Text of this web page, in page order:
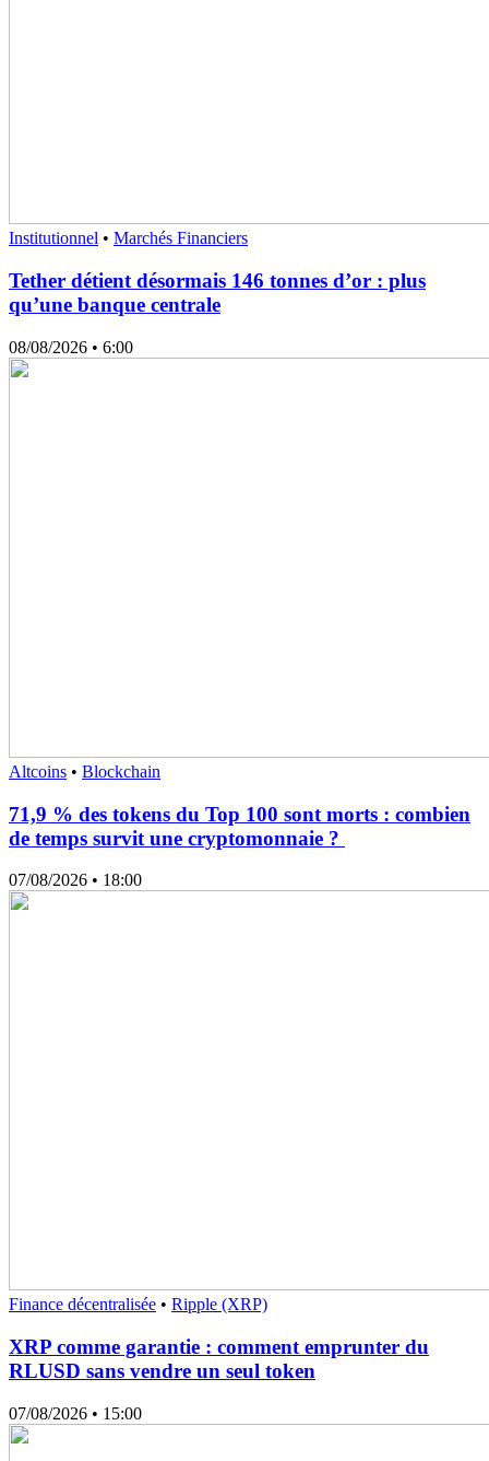
Institutionnel • Marchés Financiers
Tether détient désormais 146 tonnes d’or : plus
qu’une banque centrale
08/08/2026 • 6:00
Altcoins • Blockchain
71,9 % des tokens du Top 100 sont morts : combien
de temps survit une cryptomonnaie ?
07/08/2026 • 18:00
Finance décentralisée • Ripple (XRP)
XRP comme garantie : comment emprunter du
RLUSD sans vendre un seul token
07/08/2026 • 15:00